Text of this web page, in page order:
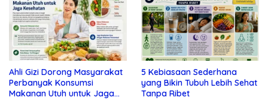
Ahli Gizi Dorong Masyarakat
Perbanyak Konsumsi
Makanan Utuh untuk Jaga
5 Kebiasaan Sederhana
yang Bikin Tubuh Lebih Sehat
Tanpa Ribet